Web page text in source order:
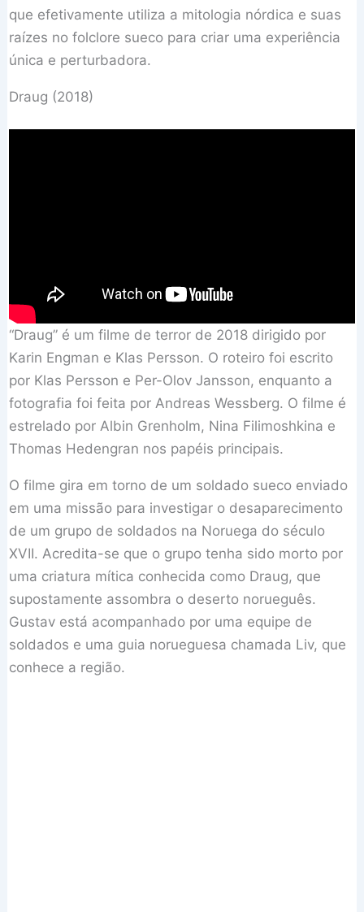
que efetivamente utiliza a mitologia nórdica e suas
raízes no folclore sueco para criar uma experiência
única e perturbadora.
Draug (2018)
“Draug” é um filme de terror de 2018 dirigido por
Karin Engman e Klas Persson. O roteiro foi escrito
por Klas Persson e Per-Olov Jansson, enquanto a
fotografia foi feita por Andreas Wessberg. O filme é
estrelado por Albin Grenholm, Nina Filimoshkina e
Thomas Hedengran nos papéis principais.
O filme gira em torno de um soldado sueco enviado
em uma missão para investigar o desaparecimento
de um grupo de soldados na Noruega do século
XVII. Acredita-se que o grupo tenha sido morto por
uma criatura mítica conhecida como Draug, que
supostamente assombra o deserto norueguês.
Gustav está acompanhado por uma equipe de
soldados e uma guia norueguesa chamada Liv, que
conhece a região.